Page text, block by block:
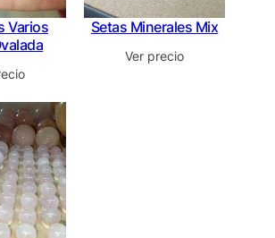
Varios
Setas Minerales Mix
Ver precio